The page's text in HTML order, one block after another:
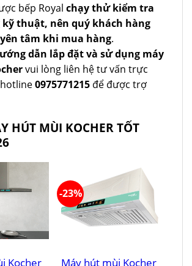
bếp Royal chạy thử kiểm tra
thuật, nên quý khách hàng
tâm khi mua hàng.
dẫn lắp đặt và sử dụng máy
vui lòng liên hệ tư vấn trực
0975771215 để được trợ
HÚT MÙI KOCHER TỐT
Kocher
-23%
Máy hút mùi Kocher